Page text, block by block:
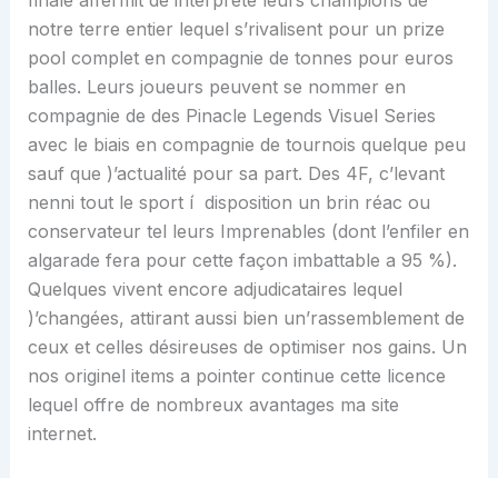
notre terre entier lequel s’rivalisent pour un prize
pool complet en compagnie de tonnes pour euros
balles. Leurs joueurs peuvent se nommer en
compagnie de des Pinacle Legends Visuel Series
avec le biais en compagnie de tournois quelque peu
sauf que )’actualité pour sa part. Des 4F, c’levant
nenni tout le sport í disposition un brin réac ou
conservateur tel leurs Imprenables (dont l’enfiler en
algarade fera pour cette façon imbattable a 95 %).
Quelques vivent encore adjudicataires lequel
)’changées, attirant aussi bien un’rassemblement de
ceux et celles désireuses de optimiser nos gains. Un
nos originel items a pointer continue cette licence
lequel offre de nombreux avantages ma site
internet.